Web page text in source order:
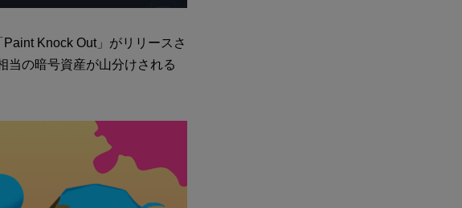
Knock Out」がリリースさ
当の暗号資産が山分けされる